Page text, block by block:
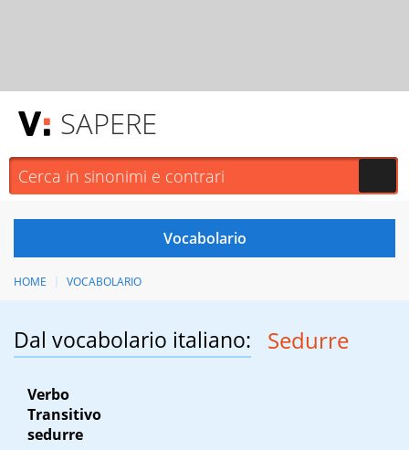
SAPERE
HOME VOCABOLARIO
Dal vocabolario italiano: Sedurre
Verbo
Transitivo
sedurre